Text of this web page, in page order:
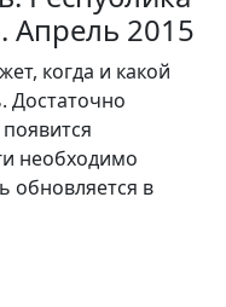
Апрель 2015
когда и какой
Достаточно
необходимо
обновляется в